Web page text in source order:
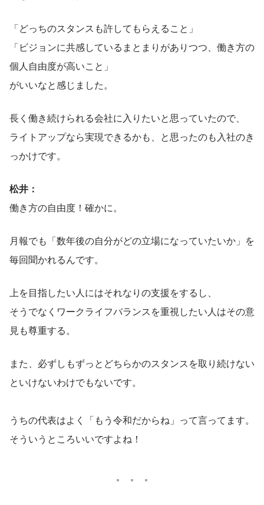
「どっちのスタンスも許してもらえること」
「ビジョンに共感しているまとまりがありつつ、働き方の
個人自由度が高いこと」
がいいなと感じました。
長く働き続けられる会社に入りたいと思っていたので、
ライトアップなら実現できるかも、と思ったのも入社のき
っかけです。
松井：
働き方の自由度！確かに。
月報でも「数年後の自分がどの立場になっていたいか」を
毎回聞かれるんです。
上を目指したい人にはそれなりの支援をするし、
そうでなくワークライフバランスを重視したい人はその意
見も尊重する。
また、必ずしもずっとどちらかのスタンスを取り続けない
といけないわけでもないです。
うちの代表はよく「もう令和だからね」って言ってます。
そういうところいいですよね！